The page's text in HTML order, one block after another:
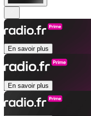
En savoir plus
En savoir plus